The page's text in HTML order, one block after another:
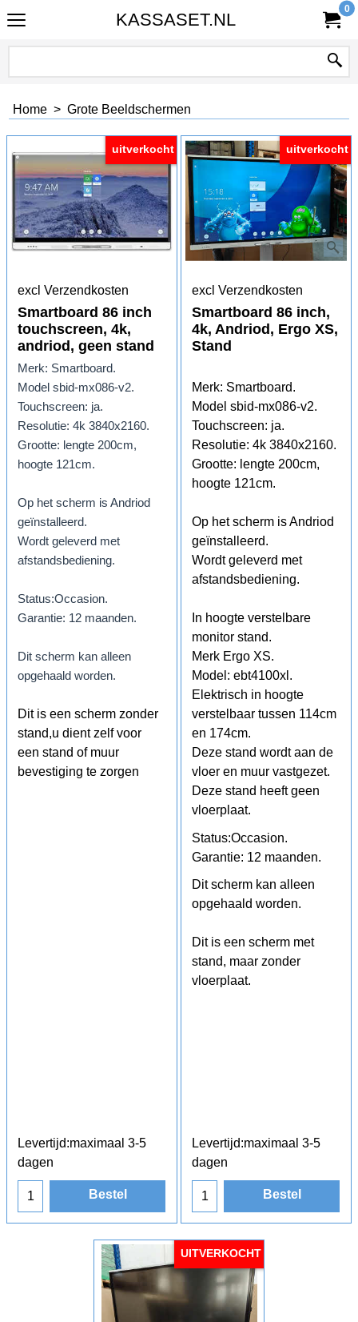
KASSASET.NL
0
Home > Grote Beeldschermen
uitverkocht
excl Verzendkosten
Smartboard 86 inch
touchscreen, 4k,
andriod, geen stand
Merk: Smartboard.
Model sbid-mx086-v2.
Touchscreen: ja.
Resolutie: 4k 3840x2160.
Grootte: lengte 200cm,
hoogte 121cm.
Op het scherm is Andriod
geïnstalleerd.
Wordt geleverd met
afstandsbediening.
Status:Occasion.
Garantie: 12 maanden.
Dit scherm kan alleen
opgehaald worden.
Dit is een scherm zonder
stand,u dient zelf voor
een stand of muur
bevestiging te zorgen
Levertijd:maximaal 3-5
dagen
Bestel
uitverkocht
excl Verzendkosten
Smartboard 86 inch,
4k, Andriod, Ergo XS,
Stand
Merk: Smartboard.
Model sbid-mx086-v2.
Touchscreen: ja.
Resolutie: 4k 3840x2160.
Grootte: lengte 200cm,
hoogte 121cm.
Op het scherm is Andriod
geïnstalleerd.
Wordt geleverd met
afstandsbediening.
In hoogte verstelbare
monitor stand.
Merk Ergo XS.
Model: ebt4100xl.
Elektrisch in hoogte
verstelbaar tussen 114cm
en 174cm.
Deze stand wordt aan de
vloer en muur vastgezet.
Deze stand heeft geen
vloerplaat.
Status:Occasion.
Garantie: 12 maanden.
Dit scherm kan alleen
opgehaald worden.
Dit is een scherm met
stand, maar zonder
vloerplaat.
Levertijd:maximaal 3-5
dagen
Bestel
UITVERKOCHT